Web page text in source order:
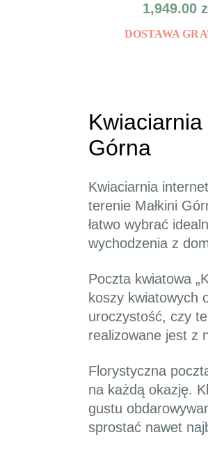
1,949.00
DOSTAWA
Górna
Kwiaciarnia
terenie Małkini
łatwo wybrać
wychodzenia z
Poczta kwiatowa
koszy kwiatowych
uroczystość, czy
realizowane jest z
Florystyczna
na każdą okazję.
gustu
sprostać nawet